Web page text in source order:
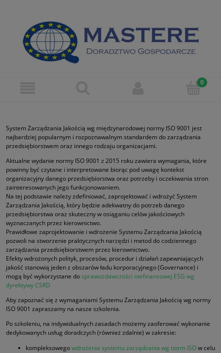
System Zarządzania Jakością wg międzynarodowej normy ISO 9001 jest
najbardziej popularnym i rozpoznawalnym standardem do zarządzania
przedsiębiorstwem oraz innego rodzaju organizacjami.
Aktualne wydanie normy ISO 9001 z 2015 roku zawiera wymagania, które
powinny być czytane i interpretowane biorąc pod uwagę kontekst
organizacyjny danego przedsiębiorstwa oraz potrzeby i oczekiwania stron
zainteresowanych jego funkcjonowaniem.
Na tej podstawie należy zdefiniować, zaprojektować i wdrożyć System
Zarządzania Jakością, który będzie adekwatny do potrzeb danego
przedsiębiorstwa oraz skuteczny w osiąganiu celów jakościowych
wyznaczanych przez kierownictwo.
Prawidłowe zaprojektowanie i wdrożenie Systemu Zarządzania Jakością
pozwoli na stworzenie praktycznych narzędzi i metod do codziennego
zarządzania przedsiębiorstwem przez kierownictwo.
Efekty wdrożonych polityk, procesów, procedur i działań zapewniających
jakość stanowią jeden z obszarów ładu korporacyjnego (Governance) i
mogą być wykorzystane dosprawozdawczości niefinansowej ESG wg
dyrektywy CSRD
Aby zapoznać się z wymaganiami Systemu Zarządzania Jakością wg normy
ISO 9001 zapraszamy na nasze szkolenia.
Po szkoleniu, na indywidualnych zasadach możemy zaoferować wykonanie
dedykowanych usług doradczych (również zdalnie) w zakresie:
kompleksowegowdrożenia systemu zarządzania wg norm ISOw celu